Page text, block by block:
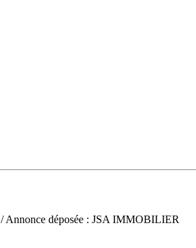
/ Annonce déposée : JSA IMMOBILIER